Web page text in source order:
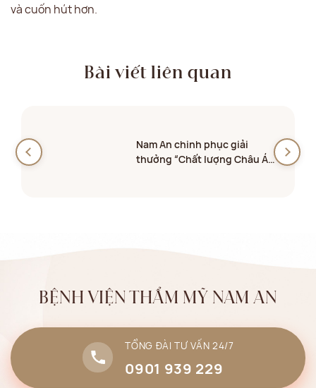
và cuốn hút hơn.
Bài viết liên quan
Nam An chinh phục giải
thưởng “Chất lượng Châu Á
BỆNH VIỆN THẨM MỸ NAM AN
TỔNG ĐÀI TƯ VẤN 24/7
0901 939 229